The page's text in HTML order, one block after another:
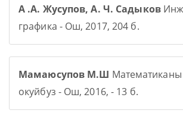
А .А. Жусупов, А. Ч. Садыков
графика - Ош, 2017, 204 б.
Мамаюсупов М.Ш
окуйбуз - Ош, 2016, - 13 б.